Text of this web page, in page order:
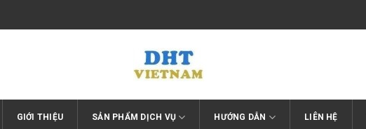
GIỚI THIỆU SẢN PHẨM DỊCH VỤ HƯỚNG DẪN LIÊN HỆ